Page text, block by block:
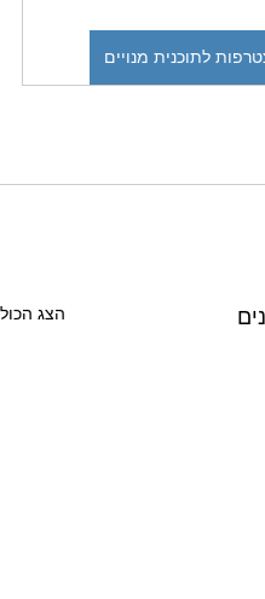
לתוכנית מנויים
הצג הכול